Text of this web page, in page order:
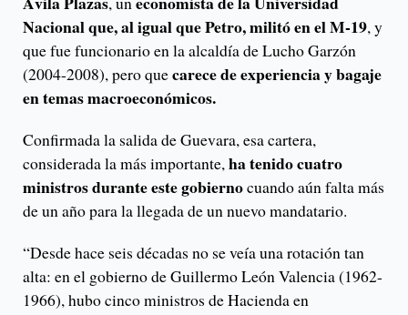
Nacional que, al igual que Petro, militó en el M-19, y
que fue funcionario en la alcaldía de Lucho Garzón
(2004-2008), pero quecarece de experiencia y bagaje
en temas macroeconómicos.
Confirmada la salida de Guevara, esa cartera,
considerada la más importante,ha tenido cuatro
ministros durante este gobiernocuando aún falta más
de un año para la llegada de un nuevo mandatario.
“Desde hace seis décadas no se veía una rotación tan
alta: en el gobierno de Guillermo León Valencia (1962-
1966), hubo cinco ministros de Hacienda en